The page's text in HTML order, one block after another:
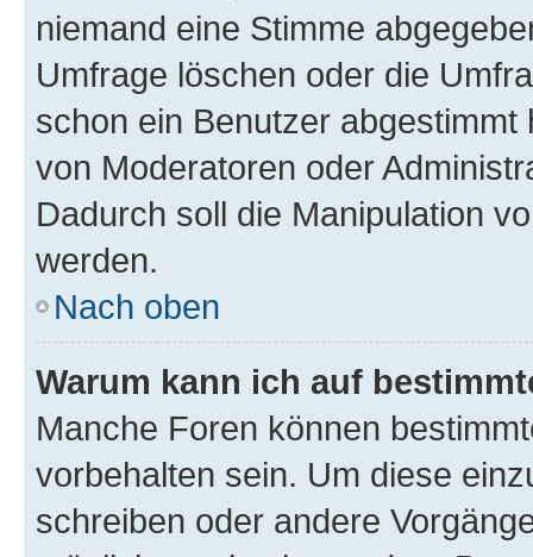
niemand eine Stimme
Umfrage löschen oder die
schon ein Benutzer
von Moderatoren oder
Dadurch soll die Manipulation
werden.
Nach oben
Warum kann ich auf
Manche Foren können
vorbehalten sein. Um diese
schreiben oder andere